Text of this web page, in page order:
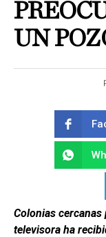
UN
Colonias cercanas
televisora ha